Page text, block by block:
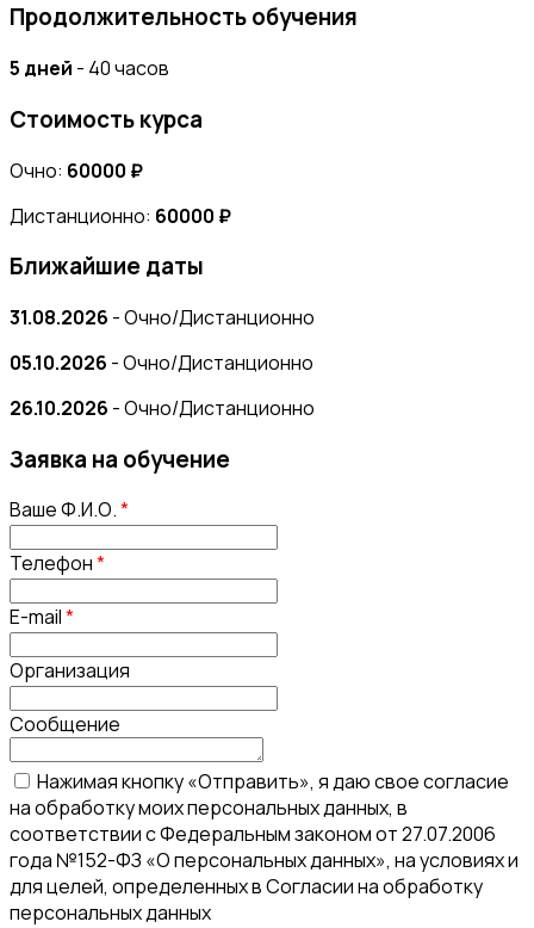
Продолжительность обучения
5 дней - 40 часов
Стоимость курса
Очно: 60000 ₽
Дистанционно: 60000 ₽
Ближайшие даты
31.08.2026 - Очно/Дистанционно
05.10.2026 - Очно/Дистанционно
26.10.2026 - Очно/Дистанционно
Заявка на обучение
Ваше Ф.И.О.*
Телефон*
E-mail*
Организация
Сообщение
Нажимая кнопку «Отправить», я даю свое согласие
на обработку моих персональных данных, в
соответствии с Федеральным законом от 27.07.2006
года №152-ФЗ «О персональных данных», на условиях и
для целей, определенных в Согласии на обработку
персональных данных